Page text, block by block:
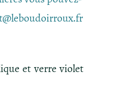
et verre violet